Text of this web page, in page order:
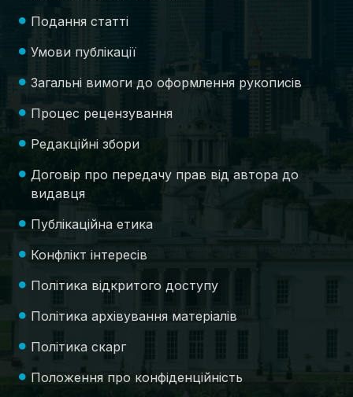
Подання статті
Умови публікації
Загальні вимоги до оформлення рукописів
Процес рецензування
Редакційні збори
Договір про передачу прав від автора до
видавця
Публікаційна етика
Конфлікт інтересів
Політика відкритого доступу
Політика архівування матеріалів
Політика скарг
Положення про конфіденційність